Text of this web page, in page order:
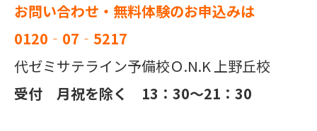
お問い合わせ・無料体験のお申込みは
0120‐07‐5217
代ゼミサテライン予備校Ｏ.N.K 上野丘校
受付 月祝を除く 13：30～21：30